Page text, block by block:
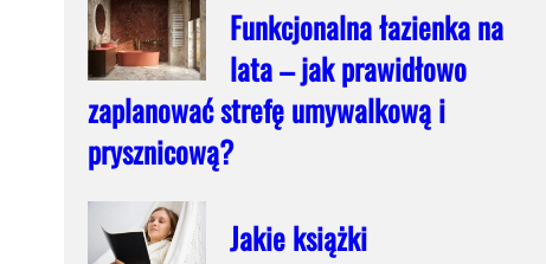
Funkcjonalna łazienka na
lata – jak prawidłowo
zaplanować strefę umywalkową i
prysznicową?
Jakie książki